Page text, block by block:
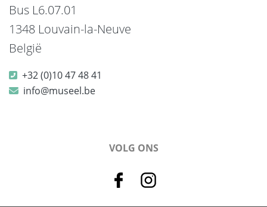
Bus L6.07.01
1348 Louvain-la-Neuve
België
+32 (0)10 47 48 41
info@museel.be
VOLG ONS